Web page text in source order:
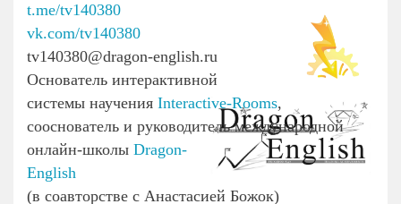
t.me/tv140380
vk.com/tv140380
tv140380@dragon-english.ru
Основатель интерактивной
системы научения Interactive-Rooms,
сооснователь и руководитель международной
онлайн-школы Dragon-
English
(в соавторстве с Анастасией Божок)